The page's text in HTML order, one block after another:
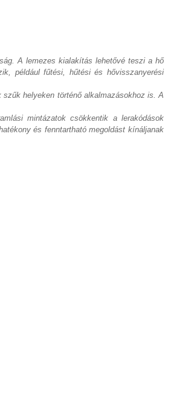
A lemezes kialakítás lehetővé teszi a hő
például fűtési, hűtési és hővisszanyerési
helyeken történő alkalmazásokhoz is. A
mintázatok csökkentik a lerakódások
és fenntartható megoldást kínáljanak